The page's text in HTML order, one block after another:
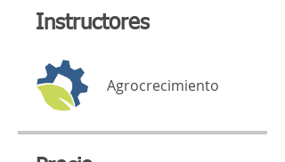
Instructores
Agrocrecimiento